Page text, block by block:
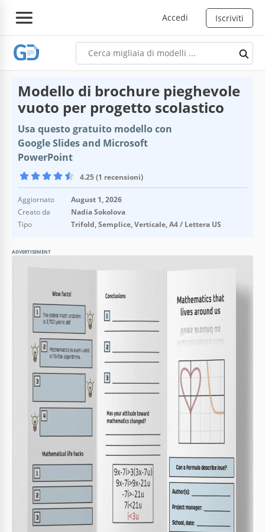
Accedi Iscriviti
Modello di brochure pieghevole
vuoto per progetto scolastico
Usa questo gratuito modello con
Google Slides and Microsoft
PowerPoint
4.25 (1 recensioni)
Aggiornato
August 1, 2026
Creato da
Nadia Sokolova
Tipo
Trifold, Semplice, Verticale, A4 / Lettera US
ADVERTISEMENT
Formato
Google Slides, Microsoft PowerPoint
Orientamento
Verticale Opuscoli e volantini Modelli
Dimensione
A4 / Lettera US Opuscoli e volantini Modelli
Creato
November 15, 2025
Ultimo aggiornamento
August 1, 2026
Community
Aggiunto alle raccolte da 1 Utenti
Statistiche di utilizzo
Caratteristiche principali di questo modello
Tipo di piegatura
Trifold Opuscoli e volantini Modelli
Suitable For
Students , Teachers
Semplouse Opuscoli e volantini Modelli